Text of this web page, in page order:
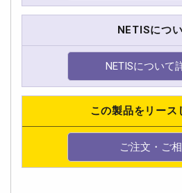
NETISにつ
NETISについて
この製品をリース
ご注文・ご